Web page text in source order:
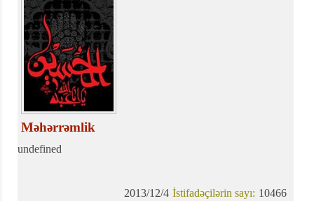
Məhərrəmlik
undefined
10466
İstifadəçilərin sayı:
2013/12/4